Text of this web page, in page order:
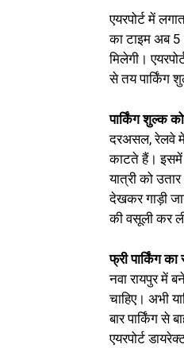
एयरपोर्ट में
का टाइम अब 5
मिलेगी।
से तय पार्किंग
पार्किंग शुल्क
दरअसल, रेलवे में
काटते हैं। इसमें
यात्री को
देखकर गाड़ी
की वसूली कर
फ्री पार्किंग
नवा रायपुर में
चाहिए। अभी
बार पार्किंग
एयरपोर्ट